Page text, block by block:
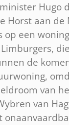
Hugo
Horst aan de
op een
de
van
van